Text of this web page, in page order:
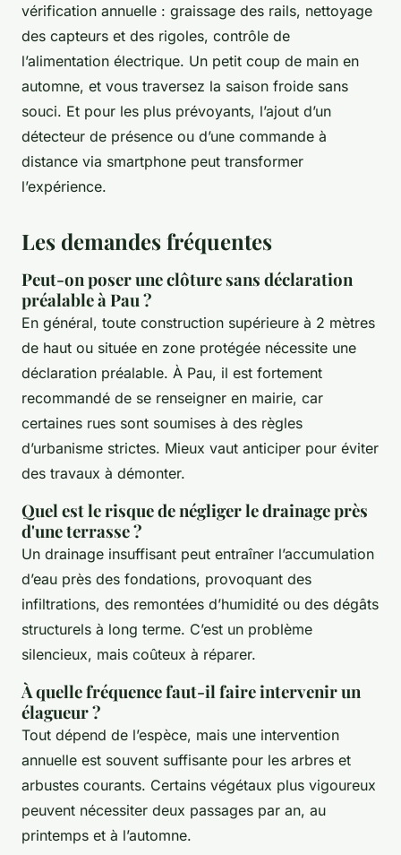
vérification annuelle : graissage des rails, nettoyage
des capteurs et des rigoles, contrôle de
l’alimentation électrique. Un petit coup de main en
automne, et vous traversez la saison froide sans
souci. Et pour les plus prévoyants, l’ajout d’un
détecteur de présence ou d’une commande à
distance via smartphone peut transformer
l’expérience.
Les demandes fréquentes
Peut-on poser une clôture sans déclaration
préalable à Pau ?
En général, toute construction supérieure à 2 mètres
de haut ou située en zone protégée nécessite une
déclaration préalable. À Pau, il est fortement
recommandé de se renseigner en mairie, car
certaines rues sont soumises à des règles
d’urbanisme strictes. Mieux vaut anticiper pour éviter
des travaux à démonter.
Quel est le risque de négliger le drainage près
d'une terrasse ?
Un drainage insuffisant peut entraîner l’accumulation
d’eau près des fondations, provoquant des
infiltrations, des remontées d’humidité ou des dégâts
structurels à long terme. C’est un problème
silencieux, mais coûteux à réparer.
À quelle fréquence faut-il faire intervenir un
élagueur ?
Tout dépend de l’espèce, mais une intervention
annuelle est souvent suffisante pour les arbres et
arbustes courants. Certains végétaux plus vigoureux
peuvent nécessiter deux passages par an, au
printemps et à l’automne.